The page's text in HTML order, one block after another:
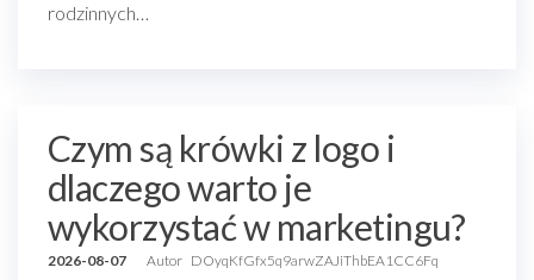
rodzinnych…
Czym są krówki z logo i
dlaczego warto je
wykorzystać w marketingu?
2026-08-07 Autor DOyqKfGfx5q9arwZAJiThbEA1CC6Fq